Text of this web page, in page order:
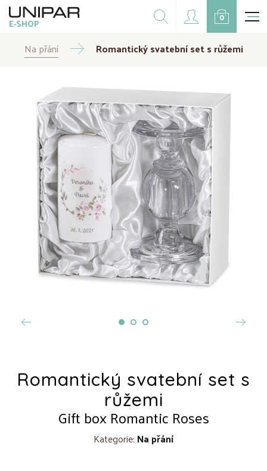
E-SHOP
Dárkové balíčky
Doplňky
Na přání
Kampaně
CZK EUR
0
Na přání Romantický svatební set s růžemi
Romantický svatební set s
růžemi
Gift box Romantic Roses
Kategorie: Na přání